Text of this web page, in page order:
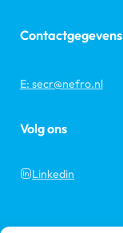
Contactgegevens
E: secr@nefro.nl
Volg ons
Linkedin